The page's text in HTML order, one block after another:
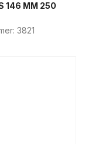
146 MM 250
3821